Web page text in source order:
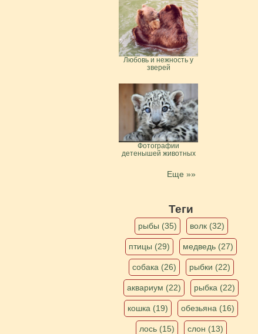
Любовь и нежность у
зверей
Фотографии
детенышей животных
Еще »»
Теги
рыбы (35) волк (32)
птицы (29) медведь (27)
собака (26) рыбки (22)
аквариум (22) рыбка (22)
кошка (19) обезьяна (16)
лось (15) слон (13)